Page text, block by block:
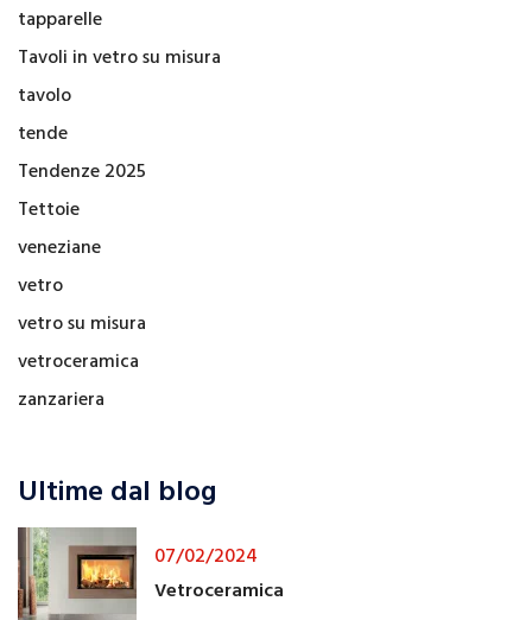
tapparelle
Tavoli in vetro su misura
tavolo
tende
Tendenze 2025
Tettoie
veneziane
vetro
vetro su misura
vetroceramica
zanzariera
Ultime dal blog
07/02/2024
Vetroceramica